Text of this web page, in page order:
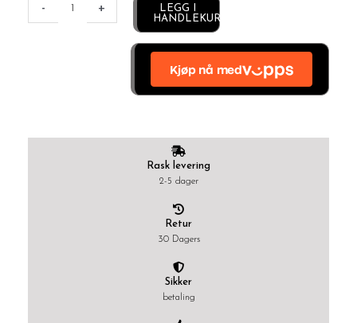
- +
LEGG I
HANDLEKURV
Rask levering
2-5 dager
Retur
30 Dagers
Sikker
betaling